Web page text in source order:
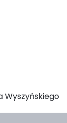
Wyszyńskiego